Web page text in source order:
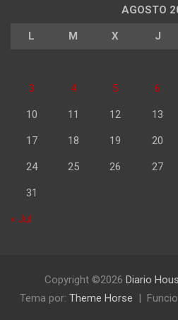
AGOSTO
L M X J
3 4 5 6
10 11 12 13
17 18 19 20
24 25 26 27
31
« Jul
Copyright ©2026 Diario
Tema por: Theme Horse